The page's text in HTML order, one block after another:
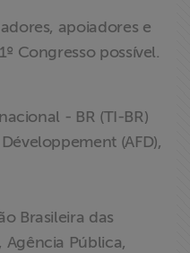
apoiadores e
Congresso possível.
- BR (TI-BR)
(AFD),
Brasileira das
Agência Pública,